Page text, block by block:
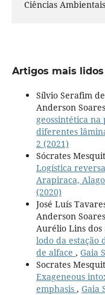
Ciências Ambientais
Artigos mais
Sílvio Serafim
Anderson
geossintética
diferentes
2 (2021)
Sócrates
Logística
Arapiraca,
(2020)
José Luís
Anderson
Aurélio Lins dos
lodo da estação
de alface , Gaia
Socrates
Exageneous
emphasis , Gaia